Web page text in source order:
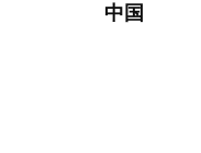
中国